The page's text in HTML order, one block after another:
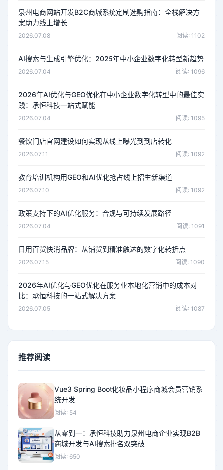
泉州电商网站开发B2C商城系统定制选购指南：全栈解决方
案助力线上增长
2026.07.08 阅读: 1102
AI搜索与生成引擎优化：2025年中小企业数字化转型新趋势
2026.07.04 阅读: 1096
2026年AI优化与GEO优化在中小企业数字化转型中的最佳实
践：承恒科技一站式赋能
2026.07.04 阅读: 1095
餐饮门店官网建设如何实现从线上曝光到到店转化
2026.07.11 阅读: 1092
教育培训机构用GEO和AI优化抢占线上招生新渠道
2026.07.10 阅读: 1092
政策支持下的AI优化服务：合规与可持续发展路径
2026.07.04 阅读: 1091
日用百货快消品牌：从铺货到精准触达的数字化转折点
2026.07.15 阅读: 1090
2026年AI优化与GEO优化在服务业本地化营销中的成本对
比：承恒科技的一站式解决方案
2026.07.05 阅读: 1087
推荐阅读
Vue3 Spring Boot化妆品小程序商城会员营销系
统开发
阅读: 54
从零到一：承恒科技助力泉州电商企业实现B2B
商城开发与AI搜索排名双突破
阅读: 650